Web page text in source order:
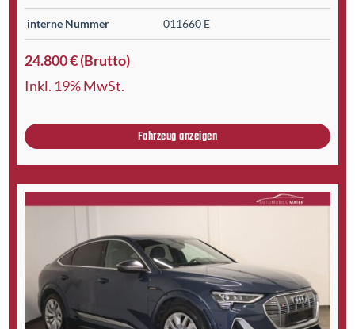
interne Nummer 011660 E
24.800 € (Brutto)
Inkl. 19% MwSt.
Fahrzeug anzeigen